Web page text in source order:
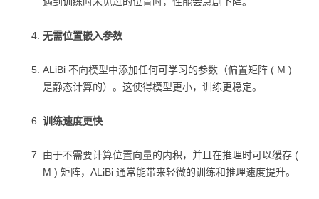
无需位置嵌入参数
ALiBi 不向模型中添加任何可学习的参数（偏置矩阵 ( M )
是静态计算的）。这使得模型更小，训练更稳定。
训练速度更快
由于不需要计算位置向量的内积，并且在推理时可以缓存 (
M ) 矩阵，ALiBi 通常能带来轻微的训练和推理速度提升。